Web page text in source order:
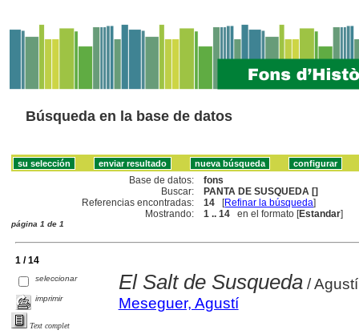
Búsqueda en la base de datos
Base de datos:
fons
Buscar:
PANTA DE SUSQUEDA []
Referencias encontradas:
14 [Refinar la búsqueda]
Mostrando:
1 .. 14 en el formato [Estandar]
página 1 de 1
1 / 14
seleccionar
imprimir
Text complet
El Salt de Susqueda/
Meseguer, Agustí